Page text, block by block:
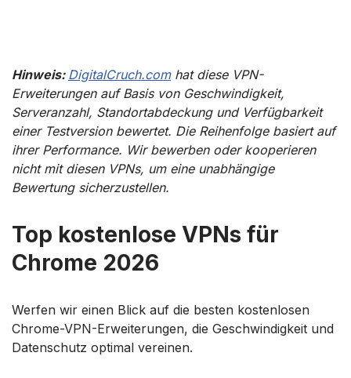
Hinweis: DigitalCruch.comhat diese VPN-
Erweiterungen auf Basis von Geschwindigkeit,
Serveranzahl, Standortabdeckung und Verfügbarkeit
einer Testversion bewertet. Die Reihenfolge basiert auf
ihrer Performance. Wir bewerben oder kooperieren
nicht mit diesen VPNs, um eine unabhängige
Bewertung sicherzustellen.
Top kostenlose VPNs für
Chrome 2026
Werfen wir einen Blick auf die besten kostenlosen
Chrome-VPN-Erweiterungen, die Geschwindigkeit und
Datenschutz optimal vereinen.